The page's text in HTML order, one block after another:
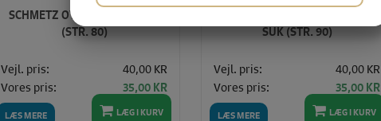
SCHMETZ OVERLOCK ELX705
(STR. 80)
LÆS MERE
Vejl. pris:
40,00 KR
Vores pris:
35,00 KR
LÆG I KURV
SUK (STR. 90)
LÆS MERE
Vejl. pris:
40,00 KR
Vores pris:
35,00 KR
LÆG I KURV
STATISTIK